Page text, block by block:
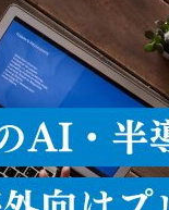
バイス
で届く